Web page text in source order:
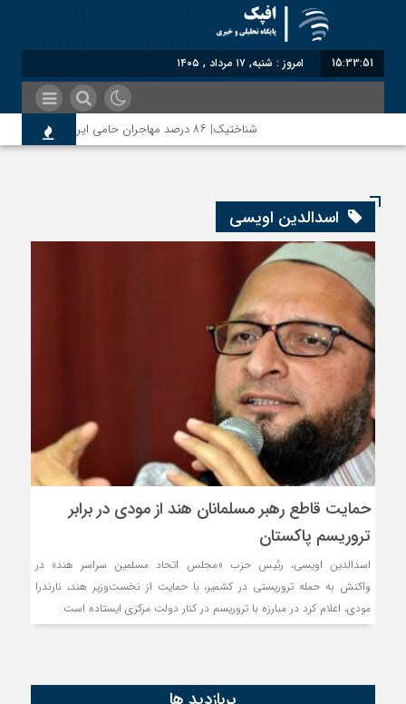
15:33:52 امروز : شنبه, ۱۷ مرداد , ۱۴۰۵
شناختیک| ۸۶ درصد مهاجران حامی ایران در جنگ؛ ۷۵ درصد مهاجران دولت چهاردهم را خیرخواه خود نمی‌دانند
اسدالدین اویسی
حمایت قاطع رهبر مسلمانان هند از مودی در برابر
تروریسم پاکستان
اسدالدین اویسی، رئیس حزب «مجلس اتحاد مسلمین سراسر هند» در
واکنش به حمله تروریستی در کشمیر، با حمایت از نخست‌وزیر هند، نارندرا
مودی، اعلام کرد در مبارزه با تروریسم در کنار دولت مرکزی ایستاده است.